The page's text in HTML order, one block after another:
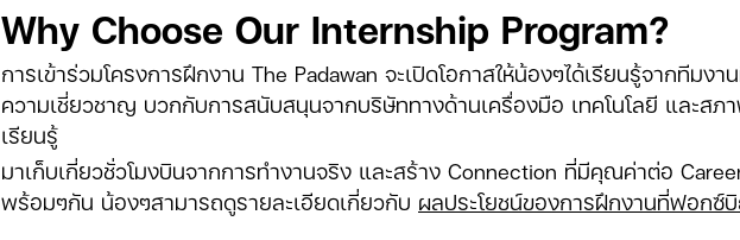
Why Choose Our Internship Program?
การเข้าร่วมโครงการฝึกงาน The Padawan จะเปิดโอกาสให้น้องๆได้เรียนรู้จากทีมง
ความเชี่ยวชาญ บวกกับการสนับสนุนจากบริษัททางด้านเครื่องมือ เทคโนโลยี และสภ
เรียนรู้
มาเก็บเกี่ยวชั่วโมงบินจากการทำงานจริง และสร้าง Connection ที่มีคุณค่าต่อ
พร้อมๆกัน น้องๆสามารถดูรายละเอียดเกี่ยวกับ ผลประโยชน์ของการฝึกงานที่ฟอกซ์